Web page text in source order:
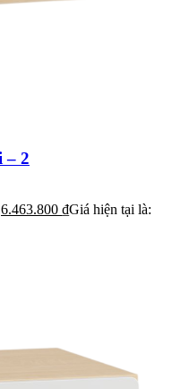
– 2
6.463.800 ₫Giá hiện tại là: